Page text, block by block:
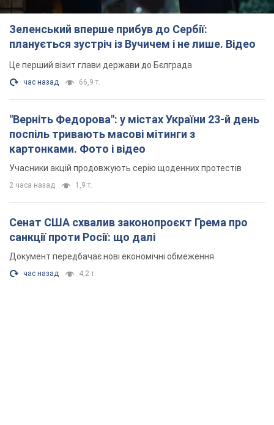
Зеленський вперше прибув до Сербії:
планується зустріч із Вучичем і не лише. Відео
Це перший візит глави держави до Бєлграда
час назад 66,9 т.
"Верніть Федорова": у містах України 23-й день
поспіль тривають масові мітинги з
картонками. Фото і відео
Учасники акцій продовжують серію щоденних протестів
2 часа назад 1,9 т.
Сенат США схвалив законопроєкт Грема про
санкції проти Росії: що далі
Документ передбачає нові економічні обмеження
час назад 4,2 т.